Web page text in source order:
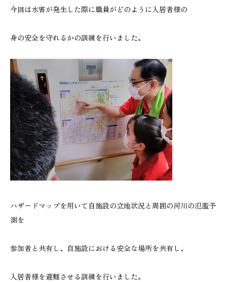
今回は水害が発生した際に職員がどのように入居者様の
身の安全を守れるかの訓練を行いました。
ハザードマップを用いて自施設の立地状況と周囲の河川の氾濫予
測を
参加者と共有し、自施設における安全な場所を共有し、
入居者様を避難させる訓練を行いました。